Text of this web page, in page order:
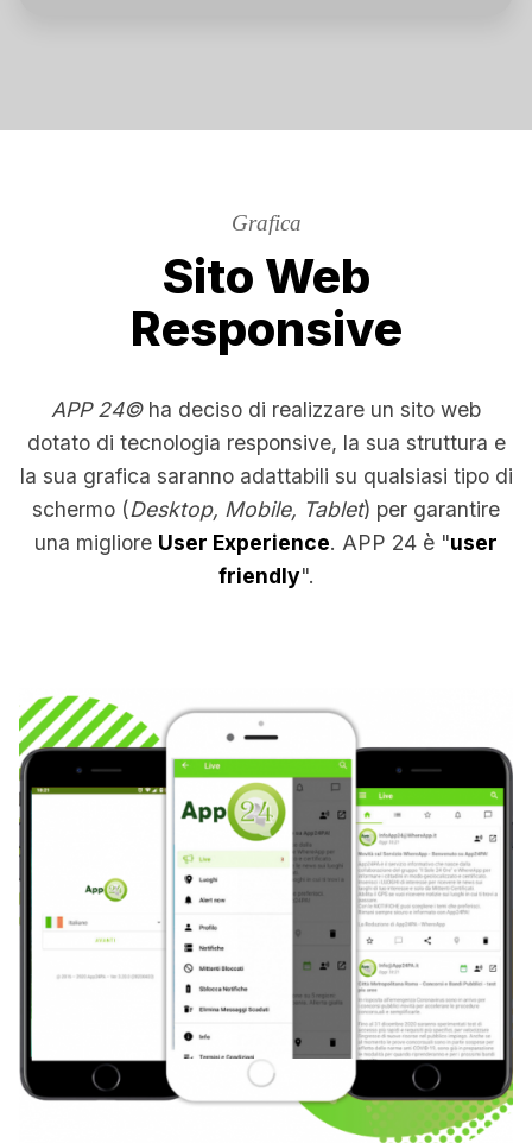
Grafica
Sito Web
Responsive
APP 24©ha deciso di realizzare un sito web
dotato di tecnologia responsive, la sua struttura e
la sua grafica saranno adattabili su qualsiasi tipo di
schermo (Desktop, Mobile, Tablet) per garantire
una migliore User Experience. APP 24 è "user
friendly".